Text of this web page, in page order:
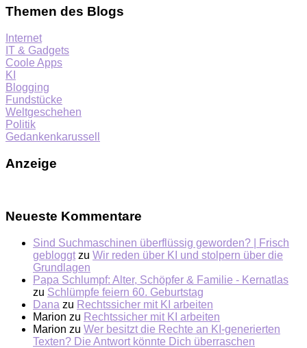
Themen des Blogs
Internet
IT & Gadgets
Coole Apps
KI
Blogging
Fundstücke
Weltgeschehen
Politik
Gedankenkarussell
Anzeige
Neueste Kommentare
Sind Suchmaschinen überflüssig geworden? | Frisch
gebloggt zu Wir reden über KI und stolpern über die
Grundlagen
Papa Schlumpf: Alter, Schöpfer & Familie - Kernatlas
zu Schlümpfe feiern 60. Geburtstag
Dana zu Rechtssicher mit KI arbeiten
Marion zu Rechtssicher mit KI arbeiten
Marion zu Wer besitzt die Rechte an KI-generierten
Texten? Die Antwort könnte Dich überraschen